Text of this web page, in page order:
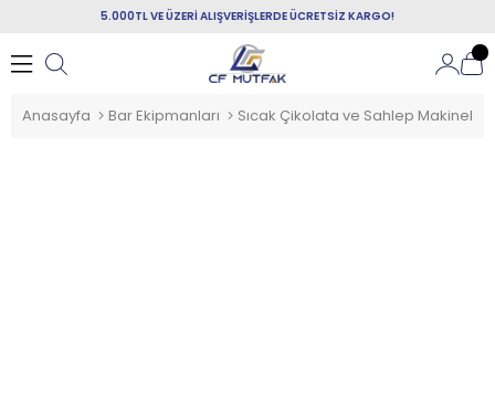
5.000TL VE ÜZERİ ALIŞVERİŞLERDE ÜCRETSİZ KARGO!
Anasayfa Bar Ekipmanları Sıcak Çikolata ve Sahlep Makineleri